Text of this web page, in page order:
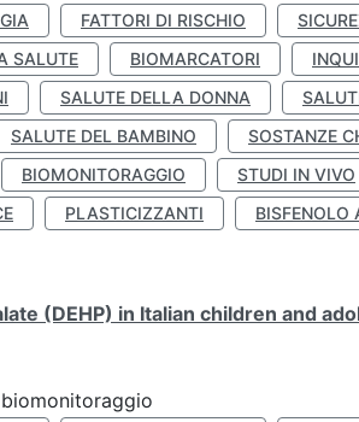
FATTORI DI RISCHIO
SALUTE BIOMARCATORI
SALUTE DELLA DONNA
SALUTE DEL BAMBINO
SOSTANZE
BIOMONITORAGGIO STUDI IN VIVO
PLASTICIZZANTI BISFENOLO
(DEHP) in Italian children and